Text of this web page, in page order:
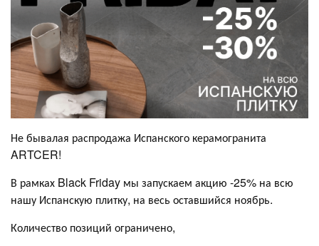
Не бывалая распродажа Испанского керамогранита
ARTCER!
В рамках Black Friday мы запускаем акцию -25% на всю
нашу Испанскую плитку, на весь оставшийся ноябрь.
Количество позиций ограничено,